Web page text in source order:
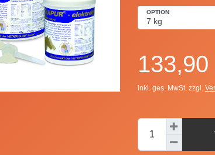
OPTION
133,90
inkl. ges. MwSt. zzgl.